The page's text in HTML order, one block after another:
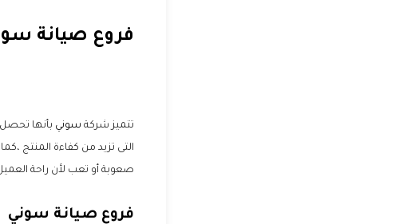
فروع صيانة
تتميز شركة سوني بأنها تحصل
التى تزيد من كفاءة المنتج
صعوبة أو تعب لأن راحة
فروع صيانة سوني